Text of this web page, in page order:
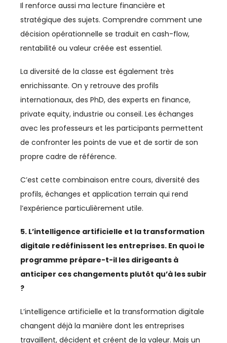
SOCIAL
SOLIDARITÉ
TELECOM
TOURISME
TRANSPORTS / LOGISTIQUE
TRAVAIL
Il renforce aussi ma lecture financière et
stratégique des sujets. Comprendre comment une
décision opérationnelle se traduit en cash-flow,
rentabilité ou valeur créée est essentiel.
La diversité de la classe est également très
enrichissante. On y retrouve des profils
internationaux, des PhD, des experts en finance,
private equity, industrie ou conseil. Les échanges
avec les professeurs et les participants permettent
de confronter les points de vue et de sortir de son
propre cadre de référence.
C’est cette combinaison entre cours, diversité des
profils, échanges et application terrain qui rend
l’expérience particulièrement utile.
5. L’intelligence artificielle et la transformation
digitale redéfinissent les entreprises. En quoi le
programme prépare-t-il les dirigeants à
anticiper ces changements plutôt qu’à les subir
?
L’intelligence artificielle et la transformation digitale
changent déjà la manière dont les entreprises
travaillent, décident et créent de la valeur. Mais un